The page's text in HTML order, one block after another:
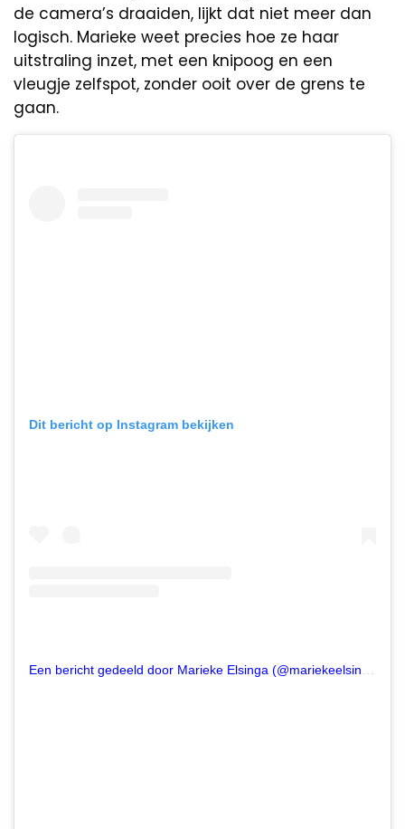
de camera’s draaiden, lijkt dat niet meer dan
logisch. Marieke weet precies hoe ze haar
uitstraling inzet, met een knipoog en een
vleugje zelfspot, zonder ooit over de grens te
gaan.
Dit bericht op Instagram bekijken